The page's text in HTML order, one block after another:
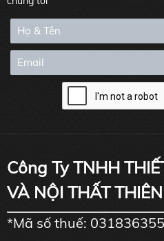
Công Ty TNHH
VÀ NỘI THẤT
*Mã số thuế: